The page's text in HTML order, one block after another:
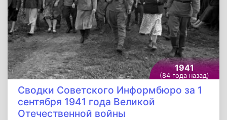
1941
(84 года назад)
Сводки Советского Информбюро за 1
сентября 1941 года Великой
Отечественной войны